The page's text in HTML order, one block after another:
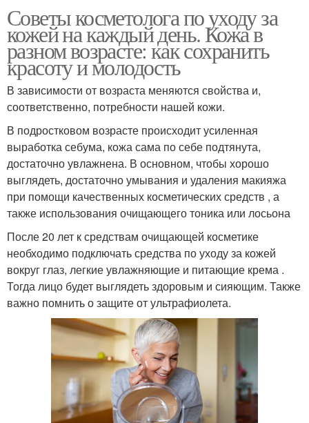
Советы косметолога по уходу за
кожей на каждый день. Кожа в
разном возрасте: как сохранить
красоту и молодость
В зависимости от возраста меняются свойства и,
соответственно, потребности нашей кожи.
В подростковом возрасте происходит усиленная
выработка себума, кожа сама по себе подтянута,
достаточно увлажнена. В основном, чтобы хорошо
выглядеть, достаточно умывания и удаления макияжа
при помощи качественных косметических средств , а
также использования очищающего тоника или лосьона
После 20 лет к средствам очищающей косметике
необходимо подключать средства по уходу за кожей
вокруг глаз, легкие увлажняющие и питающие крема .
Тогда лицо будет выглядеть здоровым и сияющим. Также
важно помнить о защите от ультрафиолета.